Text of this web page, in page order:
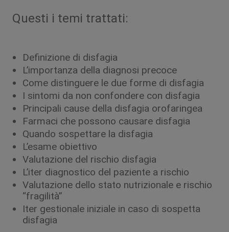
Questi i temi trattati:
Definizione di disfagia
L’importanza della diagnosi precoce
Come distinguere le due forme di disfagia
I sintomi da non confondere con disfagia
Principali cause della disfagia orofaringea
Farmaci che possono causare disfagia
Quando sospettare la disfagia
L’esame obiettivo
Valutazione del rischio disfagia
L’iter diagnostico del paziente a rischio
Valutazione dello stato nutrizionale e rischio
“fragilità”
Iter gestionale iniziale in caso di sospetta
disfagia